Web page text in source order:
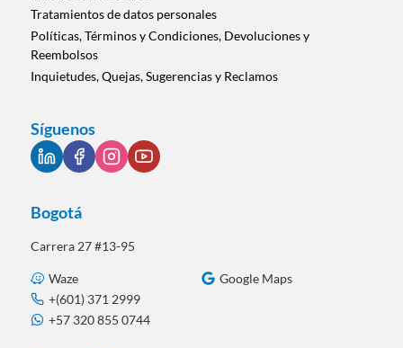
Tratamientos de datos personales
Políticas, Términos y Condiciones, Devoluciones y
Reembolsos
Inquietudes, Quejas, Sugerencias y Reclamos
Síguenos
Bogotá
Carrera 27 #13-95
Waze
Google Maps
+(601) 371 2999
+57 320 855 0744